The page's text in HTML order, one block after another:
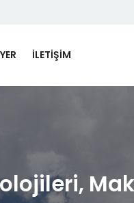
İLETİŞİM